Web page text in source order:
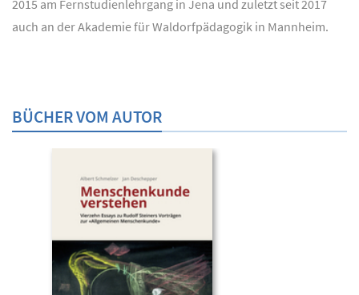
2015 am Fernstudienlehrgang in Jena und zuletzt seit 2017
auch an der Akademie für Waldorfpädagogik in Mannheim.
BÜCHER VOM AUTOR